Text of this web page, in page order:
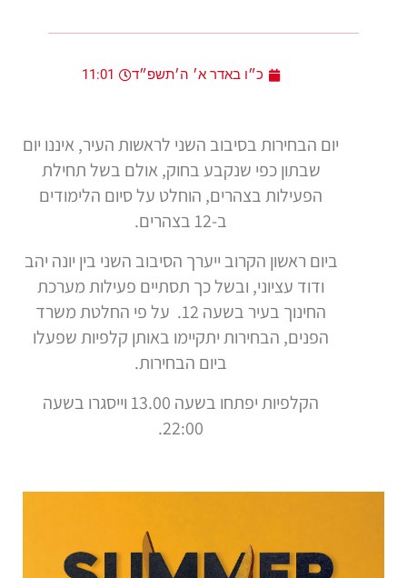
כ״ו באדר א׳ ה׳תשפ״ד 11:01
יום הבחירות בסיבוב השני לראשות העיר, איננו יום
שבתון כפי שנקבע בחוק, אולם בשל תחילת
הפעילות בצהרים, הוחלט על סיום הלימודים
ב-12 בצהרים.
ביום ראשון הקרוב ייערך הסיבוב השני בין יונה יהב
ודוד עציוני, ובשל כך תסתיים פעילות מערכת
החינוך בעיר בשעה 12. על פי החלטת משרד
הפנים, הבחירות יתקיימו באותן קלפיות שפעלו
ביום הבחירות.
הקלפיות יפתחו בשעה 13.00 וייסגרו בשעה
22:00.